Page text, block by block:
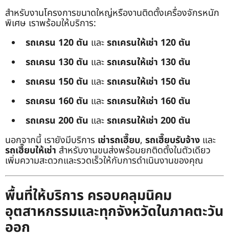
สำหรับงานโครงการขนาดใหญ่หรืองานติดตั้งเครื่องจักรหนัก
พิเศษ เราพร้อมให้บริการ:
รถเครน 120 ตัน และรถเครนให้เช่า 120 ตัน
รถเครน 130 ตัน และรถเครนให้เช่า 130 ตัน
รถเครน 150 ตัน และรถเครนให้เช่า 150 ตัน
รถเครน 160 ตัน และรถเครนให้เช่า 160 ตัน
รถเครน 200 ตัน และรถเครนให้เช่า 200 ตัน
นอกจากนี้ เรายังมีบริการ เช่ารถเฮี๊ยบ, รถเฮี๊ยบรับจ้าง และ
รถเฮี๊ยบให้เช่า สำหรับงานขนส่งพร้อมยกติดตั้งในตัวเดียว
เพิ่มความสะดวกและรวดเร็วให้กับการดำเนินงานของคุณ
พื้นที่ให้บริการ ครอบคลุมนิคม
อุตสาหกรรมและทุกจังหวัดในภาคตะวัน
ออก